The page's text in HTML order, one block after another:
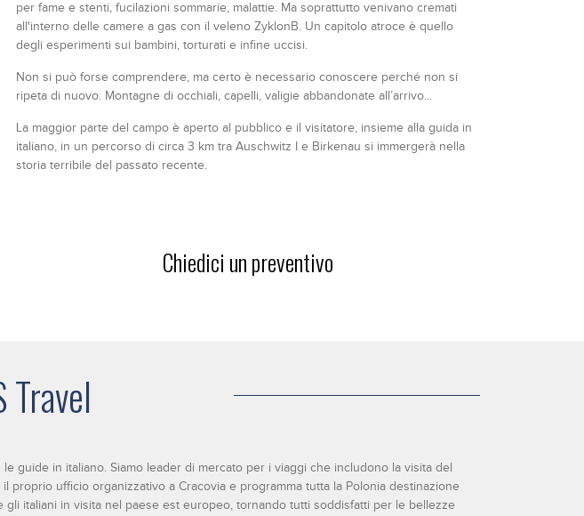
per fame e stenti, fucilazioni sommarie, malattie. Ma soprattutto venivano cremati
all'interno delle camere a gas con il veleno ZyklonB. Un capitolo atroce è quello
degli esperimenti sui bambini, torturati e infine uccisi.
Non si può forse comprendere, ma certo è necessario conoscere perché non si
ripeta di nuovo. Montagne di occhiali, capelli, valigie abbandonate all’arrivo...
La maggior parte del campo è aperto al pubblico e il visitatore, insieme alla guida in
italiano, in un percorso di circa 3 km tra Auschwitz I e Birkenau si immergerà nella
storia terribile del passato recente.
Chiedici un preventivo
Travel
guide in italiano. Siamo leader di mercato per i viaggi che includono la visita del
ufficio organizzativo a Cracovia e programma tutta la Polonia destinazione
italiani in visita nel paese est europeo, tornando tutti soddisfatti per le bellezze